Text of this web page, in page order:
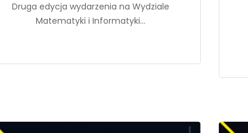
Druga edycja wydarzenia na Wydziale
Matematyki i Informatyki...